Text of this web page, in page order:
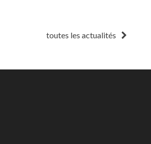
toutes les actualités